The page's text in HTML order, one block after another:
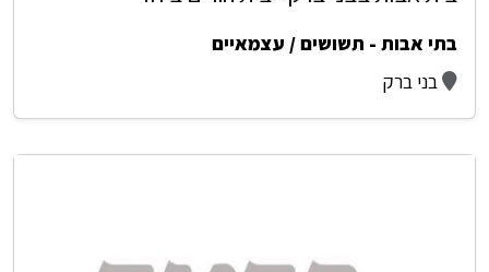
בתי אבות - תשושים / עצמאיים
בני ברק